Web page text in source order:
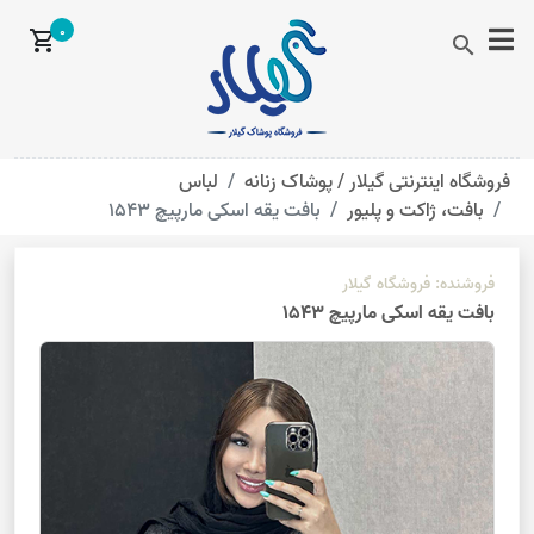
search
shopping_cart0
فروشگاه اینترنتی گیلار /پوشاک زنانه
لباس
بافت، ژاکت و پلیور
بافت یقه اسکی مارپیچ 1543
فروشنده: فروشگاه گیلار
بافت یقه اسکی مارپیچ 1543